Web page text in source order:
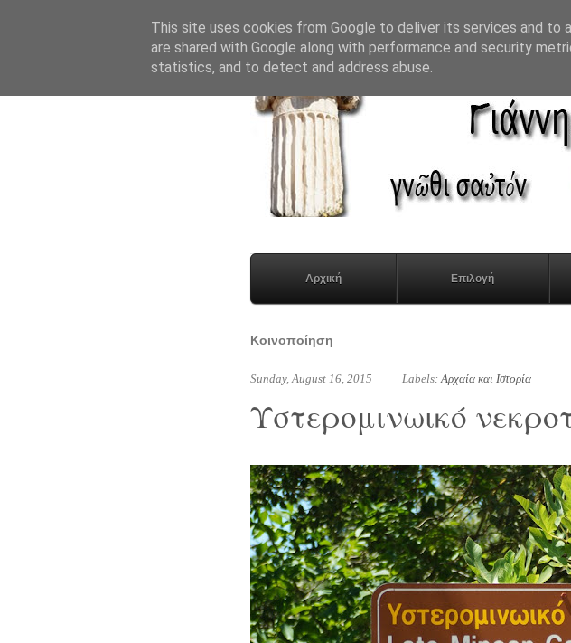
Αρχική Επιλογή
Κοινοποίηση
Sunday, August 16, 2015 Labels: Αρχαία και Ιστορία
Υστερομινωικό
This site uses cookies from Google to deliver its services and to
are shared with Google along with performance and security
statistics, and to detect and address abuse.